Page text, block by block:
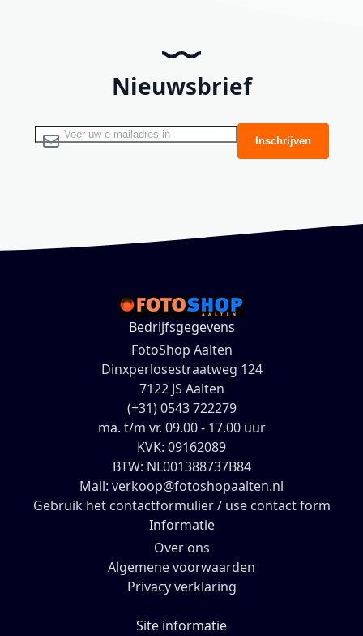
Nieuwsbrief
Abonneer u op onze nieuwsbrief Inschrijven
Bedrijfsgegevens
FotoShop Aalten
Dinxperlosestraatweg 124
7122 JS Aalten
(+31) 0543 722279
ma. t/m vr. 09.00 - 17.00 uur
KVK: 09162089
BTW: NL001388737B84
Mail: verkoop@fotoshopaalten.nl
Gebruik het contactformulier / use contact form
Informatie
Over ons
Algemene voorwaarden
Privacy verklaring
Site informatie